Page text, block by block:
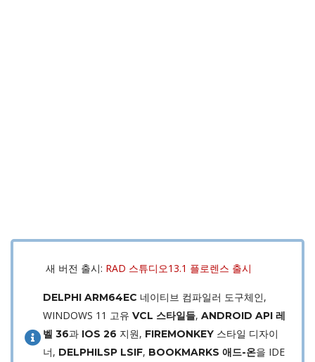
새 버전 출시: RAD 스튜디오13.1 플로렌스 출시
DELPHI ARM64EC 네이티브 컴파일러 도구체인,
WINDOWS 11 고유 VCL 스타일들, ANDROID API 레
벨 36과 IOS 26 지원, FIREMONKEY 스타일 디자이
너, DELPHILSP LSIF, BOOKMARKS 애드-온을 IDE